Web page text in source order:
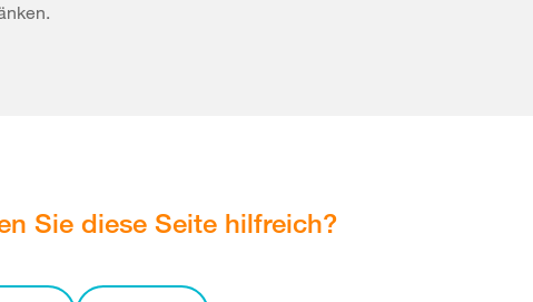
Sie diese Seite hilfreich?